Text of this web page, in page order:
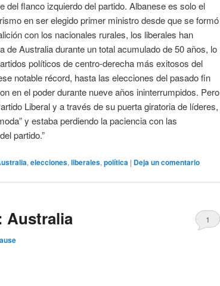
del flanco izquierdo del partido. Albanese es solo el
en ser elegido primer ministro desde que se formó
con los nacionales rurales, los liberales han
de Australia durante un total acumulado de 50 años, lo
políticos de centro-derecha más exitosos del
notable récord, hasta las elecciones del pasado fin
en el poder durante nueve años ininterrumpidos. Pero
Liberal y a través de su puerta giratoria de líderes,
y estaba perdiendo la paciencia con las
partido.”
, elecciones, liberales, política | Deja un comentario
Australia 1